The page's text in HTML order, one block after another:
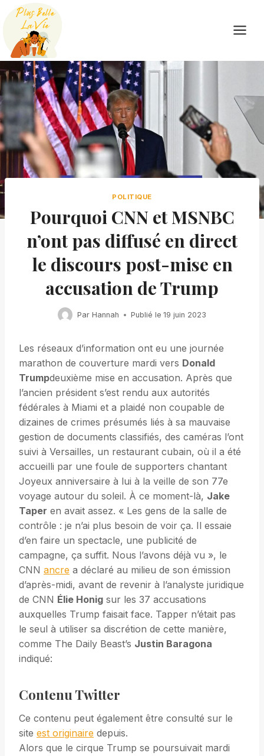
Skip
content
POLITIQUE
Pourquoi CNN et MSNBC
n’ont pas diffusé en direct
le discours post-mise en
accusation de Trump
Par Hannah Publié le 19 juin 2023
Les réseaux d’information ont eu une journée
marathon de couverture mardi vers Donald
Trumpdeuxième mise en accusation. Après que
l’ancien président s’est rendu aux autorités
fédérales à Miami et a plaidé non coupable de
dizaines de crimes présumés liés à sa mauvaise
gestion de documents classifiés, des caméras l’ont
suivi à Versailles, un restaurant cubain, où il a été
accueilli par une foule de supporters chantant
Joyeux anniversaire à lui à la veille de son 77e
voyage autour du soleil. À ce moment-là, Jake
Taper en avait assez. « Les gens de la salle de
contrôle : je n’ai plus besoin de voir ça. Il essaie
d’en faire un spectacle, une publicité de
campagne, ça suffit. Nous l’avons déjà vu », le
CNN ancre a déclaré au milieu de son émission
d’après-midi, avant de revenir à l’analyste juridique
de CNN Élie Honig sur les 37 accusations
auxquelles Trump faisait face. Tapper n’était pas
le seul à utiliser sa discrétion de cette manière,
comme The Daily Beast’s Justin Baragona
indiqué:
Contenu Twitter
Ce contenu peut également être consulté sur le
site est originaire depuis.
Alors que le cirque Trump se poursuivait mardi